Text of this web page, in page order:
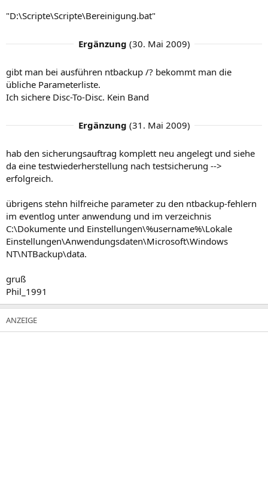
"D:\Scripte\Scripte\Bereinigung.bat"
Ergänzung (30. Mai 2009)
gibt man bei ausführen ntbackup /? bekommt man die
übliche Parameterliste.
Ich sichere Disc-To-Disc. Kein Band
Ergänzung (31. Mai 2009)
hab den sicherungsauftrag komplett neu angelegt und siehe
da eine testwiederherstellung nach testsicherung -->
erfolgreich.
übrigens stehn hilfreiche parameter zu den ntbackup-fehlern
im eventlog unter anwendung und im verzeichnis
C:\Dokumente und Einstellungen\%username%\Lokale
Einstellungen\Anwendungsdaten\Microsoft\Windows
NT\NTBackup\data.
gruß
Phil_1991